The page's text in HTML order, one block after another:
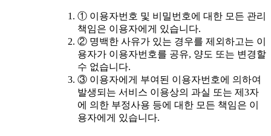
① 이용자번호 및 비밀번호에 대한 모든 관리
책임은 이용자에게 있습니다.
② 명백한 사유가 있는 경우를 제외하고는 이
용자가 이용자번호를 공유, 양도 또는 변경할
수 없습니다.
③ 이용자에게 부여된 이용자번호에 의하여
발생되는 서비스 이용상의 과실 또는 제3자
에 의한 부정사용 등에 대한 모든 책임은 이
용자에게 있습니다.